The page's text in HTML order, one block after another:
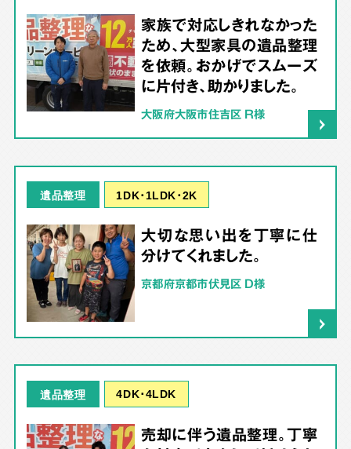
家族で対応しきれなかった
ため、大型家具の遺品整理
を依頼。おかげでスムーズ
に片付き、助かりました。
大阪府大阪市住吉区 R様
遺品整理 1DK･1LDK･2K
大切な思い出を丁寧に仕
分けてくれました。
京都府京都市伏見区 D様
遺品整理 4DK･4LDK
売却に伴う遺品整理。丁寧